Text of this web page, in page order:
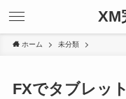
XM
ホーム 未分類
FXでタブレッ